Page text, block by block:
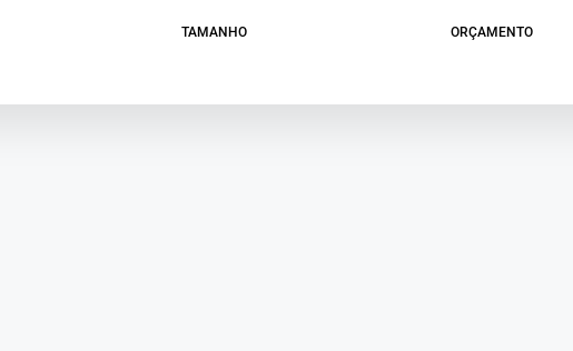
TAMANHO ORÇAMENTO